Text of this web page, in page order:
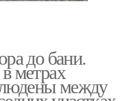
до бани.
метрах
между